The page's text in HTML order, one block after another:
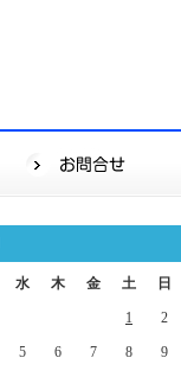
水 木 金 土 日
1 2
5 6 7 8 9